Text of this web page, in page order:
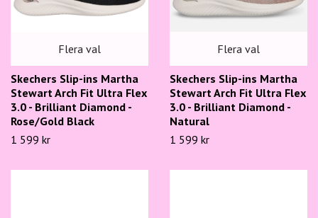
Flera val
Skechers Slip-ins Martha
Stewart Arch Fit Ultra Flex
3.0 - Brilliant Diamond -
Rose/Gold Black
1 599 kr
Flera val
Skechers Slip-ins Martha
Stewart Arch Fit Ultra Flex
3.0 - Brilliant Diamond -
Natural
1 599 kr